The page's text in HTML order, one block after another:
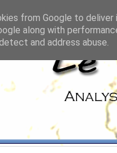
from Google to
along with
and address abuse.